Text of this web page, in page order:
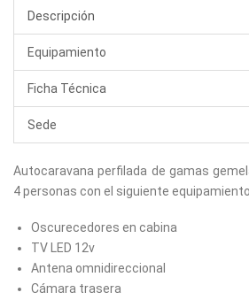
Descripción
Equipamiento
Ficha Técnica
Sede
Autocaravana perfilada de gamas
4 personas con el siguiente
Oscurecedores en cabina
TV LED 12v
Antena omnidireccional
Cámara trasera